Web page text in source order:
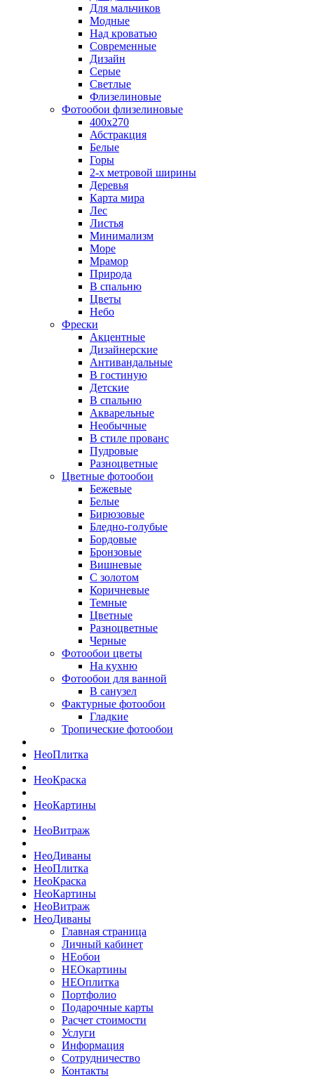
Для мальчиков
Модные
Над кроватью
Современные
Дизайн
Серые
Светлые
Флизелиновые
Фотообои флизелиновые
400х270
Абстракция
Белые
Горы
2-х метровой ширины
Деревья
Карта мира
Лес
Листья
Минимализм
Море
Мрамор
Природа
В спальню
Цветы
Небо
Фрески
Акцентные
Дизайнерские
Антивандальные
В гостиную
Детские
В спальню
Акварельные
Необычные
В стиле прованс
Пудровые
Разноцветные
Цветные фотообои
Бежевые
Белые
Бирюзовые
Бледно-голубые
Бордовые
Бронзовые
Вишневые
С золотом
Коричневые
Темные
Цветные
Разноцветные
Черные
Фотообои цветы
На кухню
Фотообои для ванной
В санузел
Фактурные фотообои
Гладкие
Тропические фотообои
НеоПлитка
НеоКраска
НеоКартины
НеоВитраж
НеоДиваны
НеоПлитка
НеоКраска
НеоКартины
НеоВитраж
НеоДиваны
Главная страница
Личный кабинет
НЕобои
НЕОкартины
НЕОплитка
Портфолио
Подарочные карты
Расчет стоимости
Услуги
Информация
Сотрудничество
Контакты